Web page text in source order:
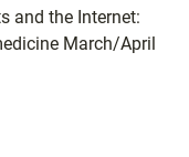
and the Internet:
March/April